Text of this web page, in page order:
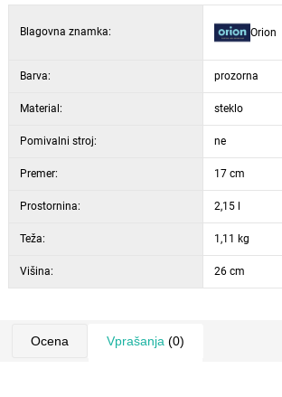
Blagovna znamka: Orion
Barva: prozorna
Material: steklo
Pomivalni stroj: ne
Premer: 17 cm
Prostornina: 2,15 l
Teža: 1,11 kg
Višina: 26 cm
Ocena Vprašanja (0)